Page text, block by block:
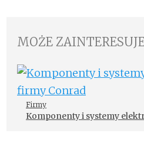
MOŻE
Firmy
Komponenty i systemy